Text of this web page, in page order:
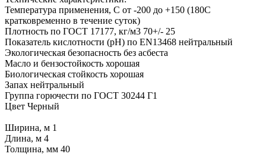
Температура применения, С от -200 до +150 (180С
кратковременно в течение суток)
Плотность по ГОСТ 17177, кг/м3 70+/- 25
Показатель кислотности (рН) по EN13468 нейтральный
Экологическая безопасность без асбеста
Масло и бензостойкость хорошая
Биологическая стойкость хорошая
Запах нейтральный
Группа горючести по ГОСТ 30244 Г1
Цвет Черный
Ширина, м 1
Длина, м 4
Толщина, мм 40